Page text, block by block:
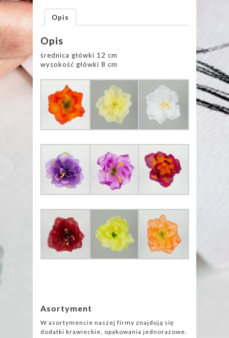
Opis
Opis
średnica główki 12 cm
wysokość główki 8 cm
Asortyment
W asortymencie naszej firmy znajdują się
dodatki krawieckie, opakowania jednorazowe,